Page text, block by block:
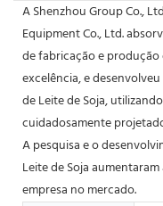
A Shenzhou Group Co.,
Equipment Co., Ltd.
de fabricação e produção
excelência, e
de Leite de Soja,
cuidadosamente
A pesquisa e o
Leite de Soja
empresa no mercado.